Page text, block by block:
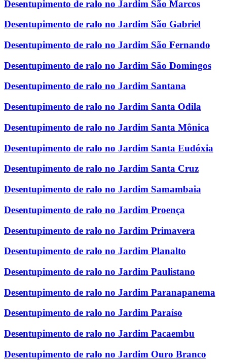
Desentupimento de ralo no Jardim São Marcos
Desentupimento de ralo no Jardim São Gabriel
Desentupimento de ralo no Jardim São Fernando
Desentupimento de ralo no Jardim São Domingos
Desentupimento de ralo no Jardim Santana
Desentupimento de ralo no Jardim Santa Odila
Desentupimento de ralo no Jardim Santa Mônica
Desentupimento de ralo no Jardim Santa Eudóxia
Desentupimento de ralo no Jardim Santa Cruz
Desentupimento de ralo no Jardim Samambaia
Desentupimento de ralo no Jardim Proença
Desentupimento de ralo no Jardim Primavera
Desentupimento de ralo no Jardim Planalto
Desentupimento de ralo no Jardim Paulistano
Desentupimento de ralo no Jardim Paranapanema
Desentupimento de ralo no Jardim Paraíso
Desentupimento de ralo no Jardim Pacaembu
Desentupimento de ralo no Jardim Ouro Branco